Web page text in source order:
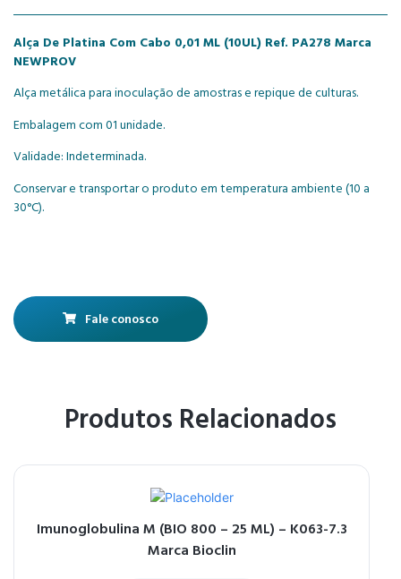
Alça De Platina Com Cabo 0,01 ML (10UL) Ref. PA278 Marca
NEWPROV
Alça metálica para inoculação de amostras e repique de culturas.
Embalagem com 01 unidade.
Validade: Indeterminada.
Conservar e transportar o produto em temperatura ambiente (10 a
30°C).
Fale conosco
Produtos Relacionados
Imunoglobulina M (BIO 800 – 25 ML) – K063-7.3
Marca Bioclin